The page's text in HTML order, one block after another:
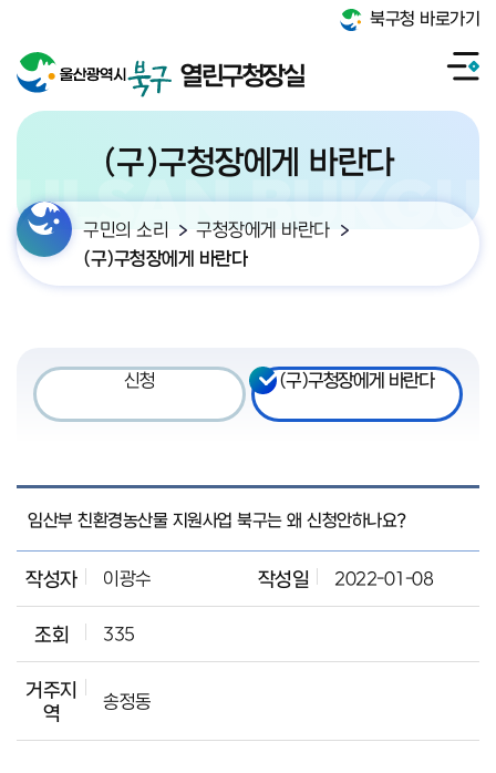
북구청 바로가기
열린구청장실
(구)구청장에게 바란다
구민의 소리
구청장에게 바란다
(구)구청장에게 바란다
신청 (구)구청장에게 바란다
임산부 친환경농산물 지원사업 북구는 왜 신청안하나요?
작성자 이광수 작성일 2022-01-08
조회 335
거주지
역
송정동